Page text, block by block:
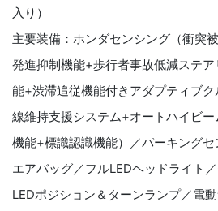
入り）
主要装備：ホンダセンシング（衝突
発進抑制機能+歩行者事故低減ステ
能+渋滞追従機能付きアダプティブ
線維持支援システム+オートハイビ
機能+標識認識機能）／パーキング
エアバッグ／フルLEDヘッドライト
LEDポジション＆ターンランプ／電